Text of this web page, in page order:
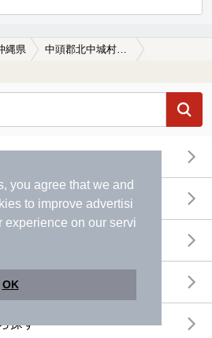
you agree that we and
to improve advertisi
experience on our servi
OK
縄県
探す